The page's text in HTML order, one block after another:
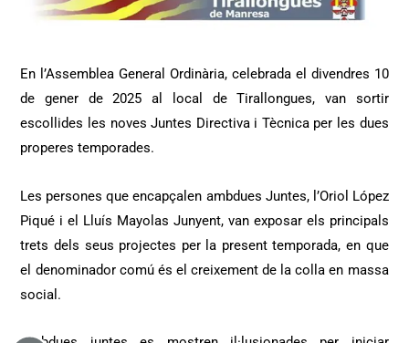
En l’Assemblea General Ordinària, celebrada el divendres 10
de gener de 2025 al local de Tirallongues, van sortir
escollides les noves Juntes Directiva i Tècnica per les dues
properes temporades.
Les persones que encapçalen ambdues Juntes, l’Oriol López
Piqué i el Lluís Mayolas Junyent, van exposar els principals
trets dels seus projectes per la present temporada, en que
el denominador comú és el creixement de la colla en massa
social.